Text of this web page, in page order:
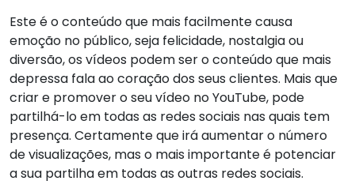
Este é o conteúdo que mais facilmente causa
emoção no público, seja felicidade, nostalgia ou
diversão, os vídeos podem ser o conteúdo que mais
depressa fala ao coração dos seus clientes. Mais que
criar e promover o seu vídeo no YouTube, pode
partilhá-lo em todas as redes sociais nas quais tem
presença. Certamente que irá aumentar o número
de visualizações, mas o mais importante é potenciar
a sua partilha em todas as outras redes sociais.